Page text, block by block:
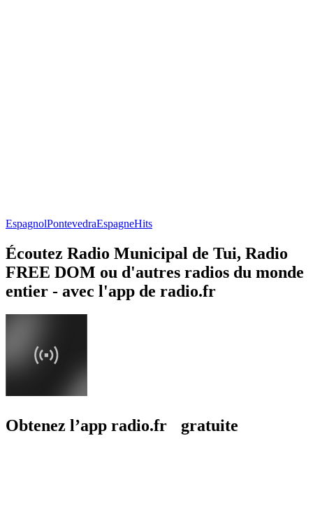
EspagnolPontevedraEspagneHits
Écoutez Radio Municipal de Tui, Radio
FREE DOM ou d'autres radios du monde
entier - avec l'app de radio.fr
Obtenez l’app radio.fr gratuite